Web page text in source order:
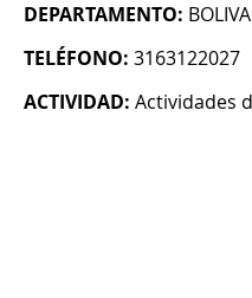
DEPARTAMENTO:
TELÉFONO: 3163122027
ACTIVIDAD: Actividades